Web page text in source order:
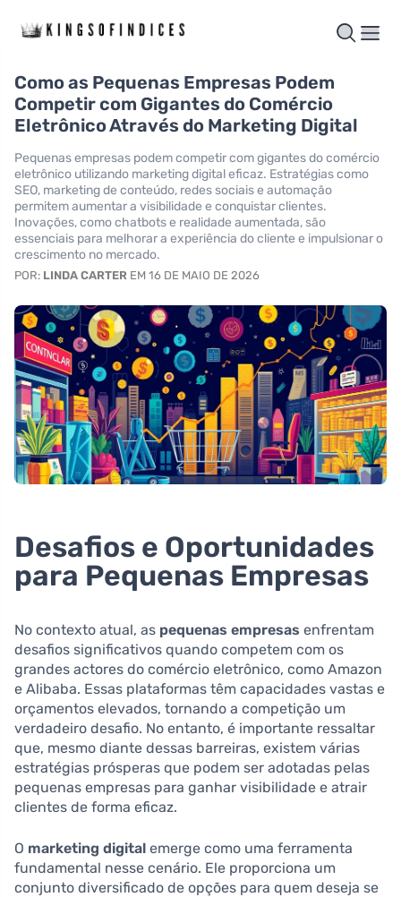
Como as Pequenas Empresas Podem
Competir com Gigantes do Comércio
Eletrônico Através do Marketing Digital
Pequenas empresas podem competir com gigantes do comércio
eletrônico utilizando marketing digital eficaz. Estratégias como
SEO, marketing de conteúdo, redes sociais e automação
permitem aumentar a visibilidade e conquistar clientes.
Inovações, como chatbots e realidade aumentada, são
essenciais para melhorar a experiência do cliente e impulsionar o
crescimento no mercado.
POR: LINDA CARTER EM 16 DE MAIO DE 2026
Desafios e Oportunidades
para Pequenas Empresas
No contexto atual, as pequenas empresas enfrentam
desafios significativos quando competem com os
grandes actores do comércio eletrônico, como Amazon
e Alibaba. Essas plataformas têm capacidades vastas e
orçamentos elevados, tornando a competição um
verdadeiro desafio. No entanto, é importante ressaltar
que, mesmo diante dessas barreiras, existem várias
estratégias prósperas que podem ser adotadas pelas
pequenas empresas para ganhar visibilidade e atrair
clientes de forma eficaz.
O marketing digital emerge como uma ferramenta
fundamental nesse cenário. Ele proporciona um
conjunto diversificado de opções para quem deseja se